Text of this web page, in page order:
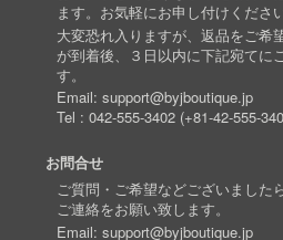
ます。お気軽にお申し付けくださ
大変恐れ入りますが、返品をご希
が到着後、３日以内に下記宛てに
す。
Email: support@byjboutique.jp
Tel : 042-555-3402(+81-42-555-
お問合せ
ご質問・ご希望などございました
ご連絡をお願い致します。
Email: support@byjboutique.jp